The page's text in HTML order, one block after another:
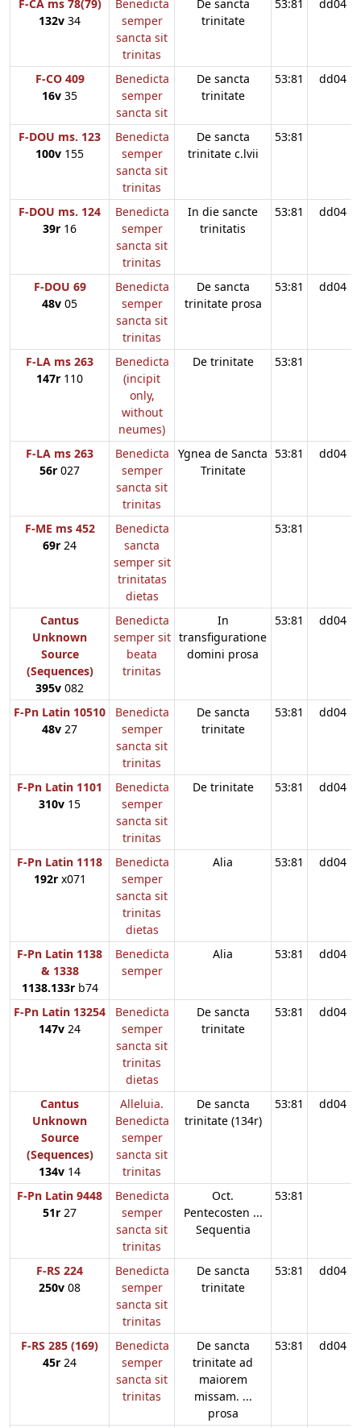
F-CA ms 78(79)
132v 34
Benedicta
semper
sancta sit
trinitas
De sancta
trinitate
53:81 dd04
F-CO 409
16v 35
Benedicta
semper
sancta sit
De sancta
trinitate
53:81 dd04
F-DOU ms. 123
100v 155
Benedicta
semper
sancta sit
trinitas
De sancta
trinitate c.lvii
53:81
F-DOU ms. 124
39r 16
Benedicta
semper
sancta sit
trinitas
In die sancte
trinitatis
53:81 dd04
F-DOU 69
48v 05
Benedicta
semper
sancta sit
trinitas
De sancta
trinitate prosa
53:81 dd04
F-LA ms 263
147r 110
Benedicta
(incipit
only,
without
neumes)
De trinitate 53:81
F-LA ms 263
56r 027
Benedicta
semper
sancta sit
trinitas
Ygnea de Sancta
Trinitate
53:81 dd04
F-ME ms 452
69r 24
Benedicta
sancta
semper sit
trinitatas
dietas
53:81
Cantus
Unknown
Source
(Sequences)
395v 082
Benedicta
semper sit
beata
trinitas
In
transfiguratione
domini prosa
53:81 dd04
F-Pn Latin 10510
48v 27
Benedicta
semper
sancta sit
trinitas
De sancta
trinitate
53:81 dd04
F-Pn Latin 1101
310v 15
Benedicta
semper
sancta sit
trinitas
De trinitate 53:81 dd04
F-Pn Latin 1118
192rx071
Benedicta
semper
sancta sit
trinitas
dietas
Alia 53:81 dd04
F-Pn Latin 1138
& 1338
1138.133rb74
Benedicta
semper
Alia 53:81 dd04
F-Pn Latin 13254
147v 24
Benedicta
semper
sancta sit
trinitas
dietas
De sancta
trinitate
53:81 dd04
Cantus
Unknown
Source
(Sequences)
134v 14
Alleluia.
Benedicta
semper
sancta sit
trinitas
De sancta
trinitate (134r)
53:81 dd04
F-Pn Latin 9448
51r 27
Benedicta
semper
sancta sit
trinitas
Oct.
Pentecosten ...
Sequentia
53:81
F-RS 224
250v 08
Benedicta
semper
sancta sit
trinitas
De sancta
trinitate
53:81 dd04
F-RS 285 (169)
45r 24
Benedicta
semper
sancta sit
trinitas
De sancta
trinitate ad
maiorem
missam. ...
prosa
53:81 dd04